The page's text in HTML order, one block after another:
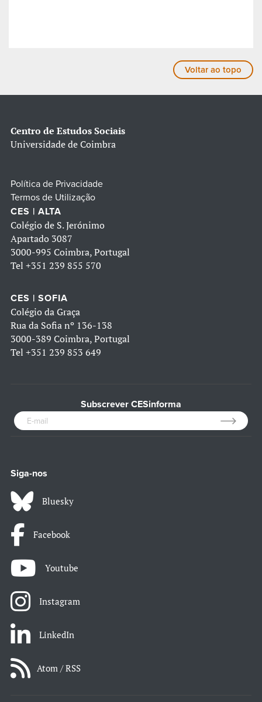
Voltar ao topo
Centro de Estudos Sociais
Universidade de Coimbra
Política de Privacidade
Termos de Utilização
CES | ALTA
Colégio de S. Jerónimo
Apartado 3087
3000-995 Coimbra, Portugal
Tel +351 239 855 570
CES | SOFIA
Colégio da Graça
Rua da Sofia nº 136-138
3000-389 Coimbra, Portugal
Tel +351 239 853 649
Subscrever CESinforma
Siga-nos
Bluesky
Facebook
Youtube
Instagram
LinkedIn
Atom / RSS